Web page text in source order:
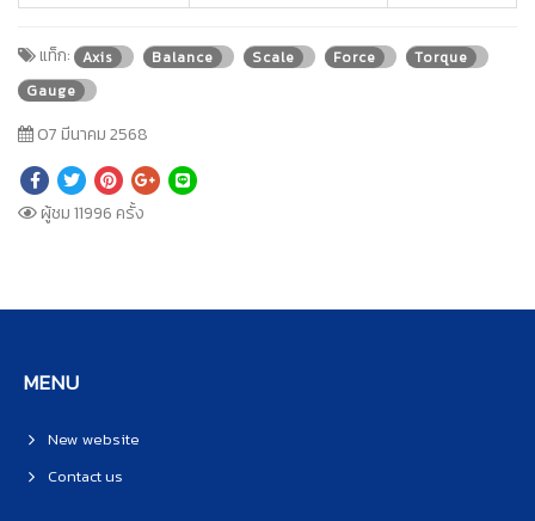
แท็ก: Axis Balance Scale Force
Torque
Gauge
07 มีนาคม 2568
ผู้ชม 11996 ครั้ง
MENU
New website
Contact us